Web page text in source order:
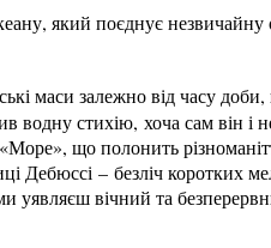
який поєднує незвичайну
маси залежно від часу доби,
стихію, хоча сам він і
що полонить
Дебюссі – безліч коротких
уявляєш вічний та